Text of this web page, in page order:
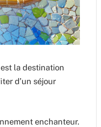
est la destination
d’un séjour
enchanteur.